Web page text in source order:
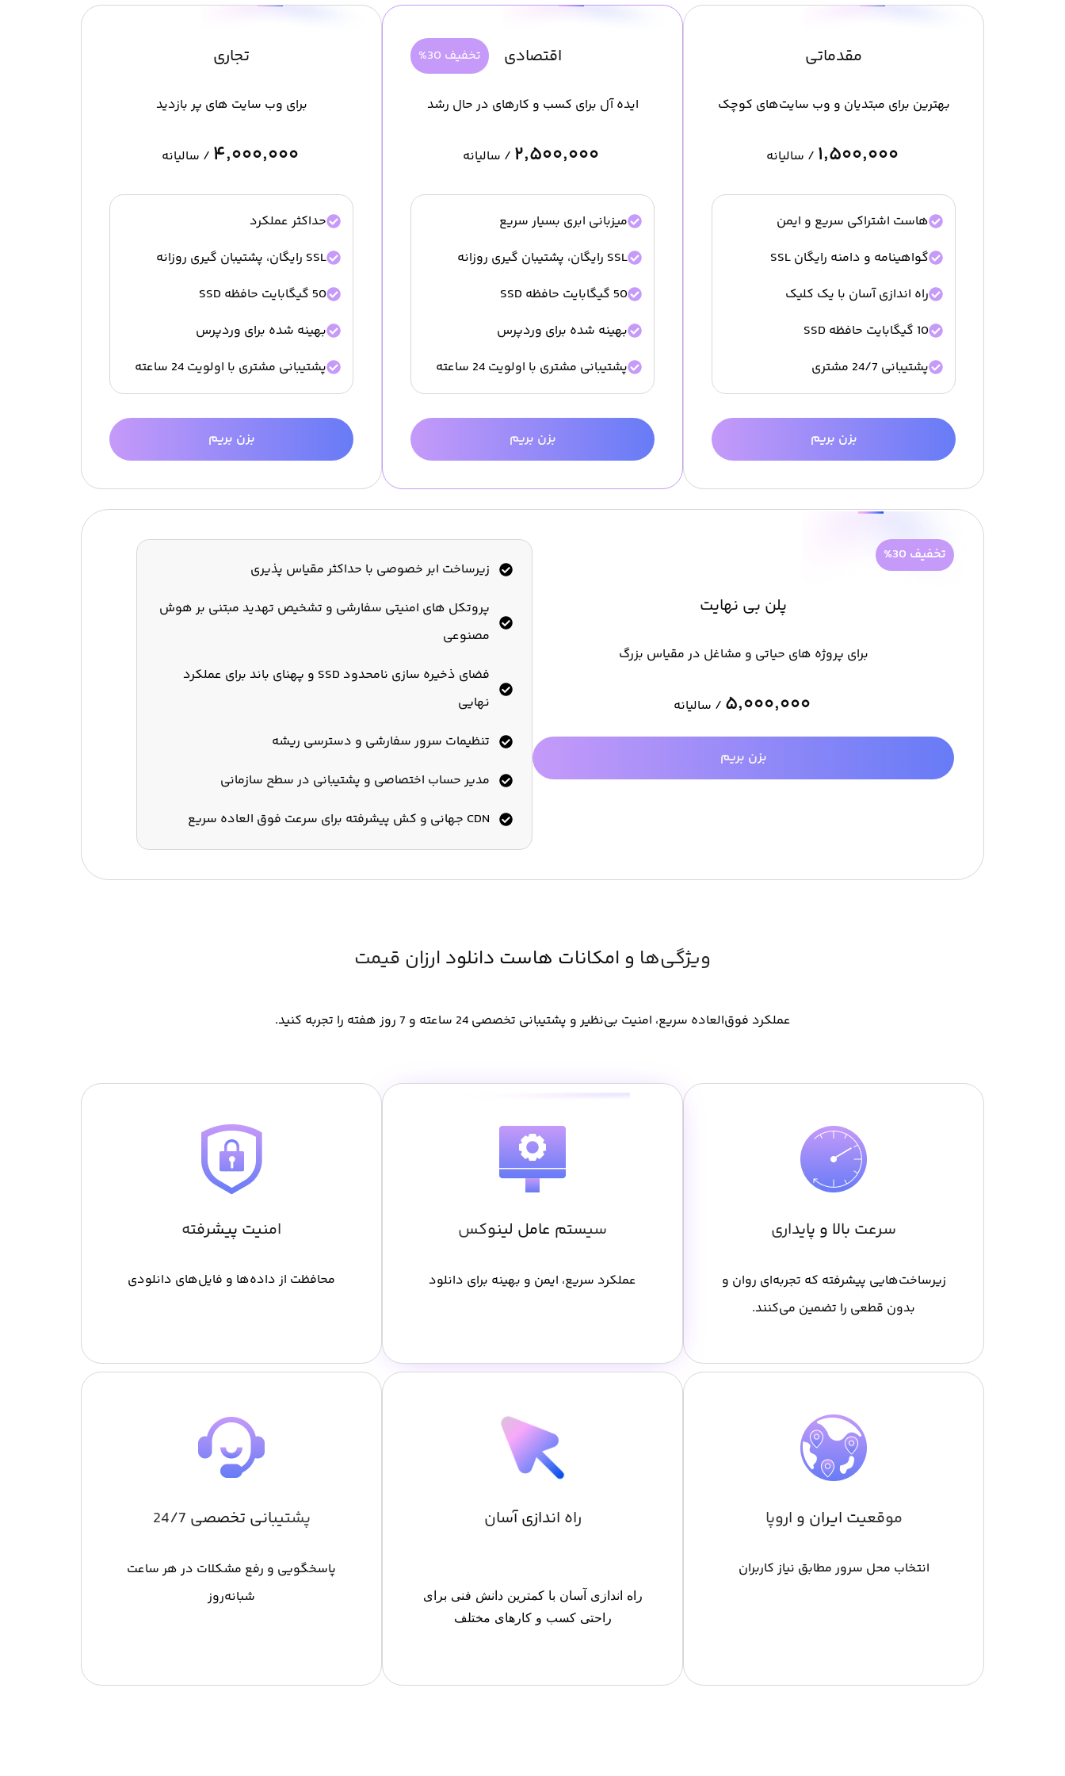
مقدماتی
بهترین برای مبتدیان و وب سایت‌های کوچک
۱٬۵۰۰٬۰۰۰ / سالیانه
هاست اشتراکی سریع و ایمن
گواهینامه و دامنه رایگان SSL
راه اندازی آسان با یک کلیک
10 گیگابایت حافظه SSD
پشتیبانی 24/7 مشتری
بزن بریم
اقتصادی
ایده آل برای کسب و کارهای در حال رشد
۲٬۵۰۰٬۰۰۰ / سالیانه
میزبانی ابری بسیار سریع
SSL رایگان، پشتیبان گیری روزانه
50 گیگابایت حافظه SSD
بهینه شده برای وردپرس
پشتیبانی مشتری با اولویت 24 ساعته
بزن بریم
تخفیف 30% تجاری
برای وب سایت های پر بازدید
۴٬۰۰۰٬۰۰۰ / سالیانه
حداکثر عملکرد
SSL رایگان، پشتیبان گیری روزانه
50 گیگابایت حافظه SSD
بهینه شده برای وردپرس
پشتیبانی مشتری با اولویت 24 ساعته
بزن بریم
پلن بی نهایت
برای پروژه های حیاتی و مشاغل در مقیاس بزرگ
۵٬۰۰۰٬۰۰۰ / سالیانه
بزن بریم
تخفیف 30%
زیرساخت ابر خصوصی با حداکثر مقیاس پذیری
پروتکل های امنیتی سفارشی و تشخیص تهدید مبتنی بر هوش
مصنوعی
فضای ذخیره سازی نامحدود SSD و پهنای باند برای عملکرد
نهایی
تنظیمات سرور سفارشی و دسترسی ریشه
مدیر حساب اختصاصی و پشتیبانی در سطح سازمانی
CDN جهانی و کش پیشرفته برای سرعت فوق العاده سریع
ویژگی‌ها و امکانات هاست دانلود ارزان قیمت
عملکرد فوق‌العاده سریع، امنیت بی‌نظیر و پشتیبانی تخصصی 24 ساعته و 7 روز هفته را تجربه کنید.
سرعت بالا و پایداری
زیرساخت‌هایی پیشرفته که تجربه‌ای روان و
بدون قطعی را تضمین می‌کنند.
سیستم عامل لینوکس
عملکرد سریع، ایمن و بهینه برای دانلود
امنیت پیشرفته
محافظت از داده‌ها و فایل‌های دانلودی
موقعیت ایران و اروپا
انتخاب محل سرور مطابق نیاز کاربران
راه اندازی آسان
راه اندازی آسان با کمترین دانش فنی برای
راحتی کسب و کارهای مختلف
پشتیبانی تخصصی 24/7
پاسخگویی و رفع مشکلات در هر ساعت
شبانه‌روز